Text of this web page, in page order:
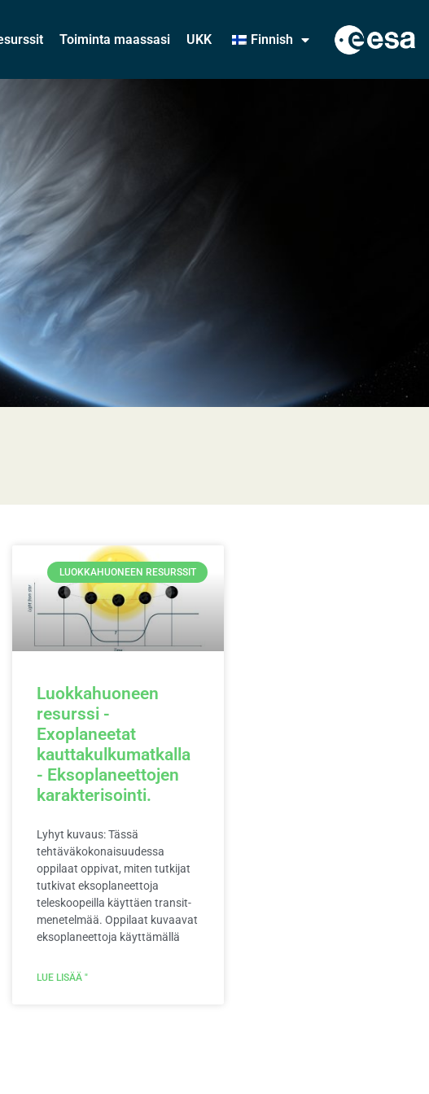
Toiminta maassasi UKK Finnish
LUOKKAHUONEEN RESURSSIT
Luokkahuoneen
resurssi -
Exoplaneetat
kauttakulkumatkalla
- Eksoplaneettojen
karakterisointi.
Lyhyt kuvaus: Tässä
tehtäväkokonaisuudessa
oppilaat oppivat, miten tutkijat
tutkivat eksoplaneettoja
teleskoopeilla käyttäen transit-
menetelmää. Oppilaat kuvaavat
eksoplaneettoja käyttämällä
LUE LISÄÄ "